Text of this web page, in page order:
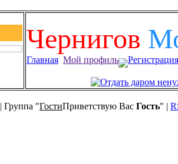
Чернигов
Главная Мой профиль Регистрация
| Группа "ГостиПриветствую Вас Гость" |